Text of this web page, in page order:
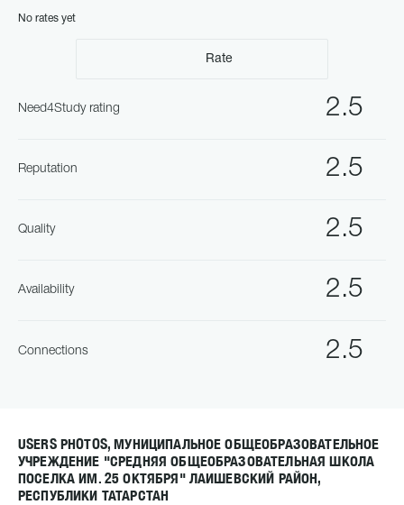
No rates yet
Rate
2.5
Need4Study rating
2.5
Reputation
2.5
Quality
2.5
Availability
2.5
Connections
USERS PHOTOS, МУНИЦИПАЛЬНОЕ ОБЩЕОБРАЗОВАТЕЛЬНОЕ
УЧРЕЖДЕНИЕ "СРЕДНЯЯ ОБЩЕОБРАЗОВАТЕЛЬНАЯ ШКОЛА
ПОСЕЛКА ИМ. 25 ОКТЯБРЯ" ЛАИШЕВСКИЙ РАЙОН,
РЕСПУБЛИКИ ТАТАРСТАН